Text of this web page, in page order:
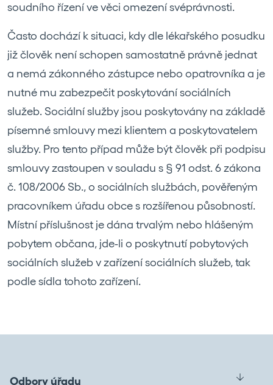
soudního řízení ve věci omezení svéprávnosti.
Často dochází k situaci, kdy dle lékařského posudku
již člověk není schopen samostatně právně jednat
a nemá zákonného zástupce nebo opatrovníka a je
nutné mu zabezpečit poskytování sociálních
služeb. Sociální služby jsou poskytovány na základě
písemné smlouvy mezi klientem a poskytovatelem
služby. Pro tento případ může být člověk při podpisu
smlouvy zastoupen v souladu s § 91 odst. 6 zákona
č. 108/2006 Sb., o sociálních službách, pověřeným
pracovníkem úřadu obce s rozšířenou působností.
Místní příslušnost je dána trvalým nebo hlášeným
pobytem občana, jde-li o poskytnutí pobytových
sociálních služeb v zařízení sociálních služeb, tak
podle sídla tohoto zařízení.
Odbory úřadu